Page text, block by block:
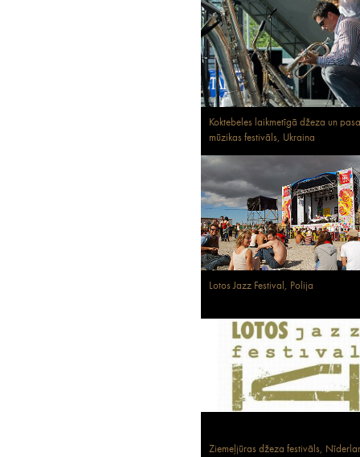
Koktebeles laikmetīgā džeza un
mūzikas festivāls, Ukraina
Lotos Jazz Festival, Polija
Ziemeļjūras džeza festivāls,